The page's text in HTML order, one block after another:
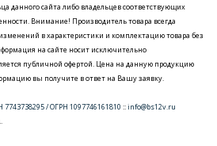
данного сайта либо владельцев соответствующих
Внимание! Производитель товара всегда
в характеристики и комплектацию товара без
на сайте носит исключительно
публичной офертой. Цена на данную продукцию
вы получите в ответ на Вашу заявку.
/ ОГРН 1097746161810 ::info@bs12v.ru